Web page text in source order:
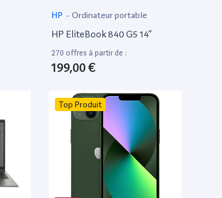
HP - Ordinateur portable
HP EliteBook 840 G5 14”
270 offres à partir de :
199,00 €
Top Produit